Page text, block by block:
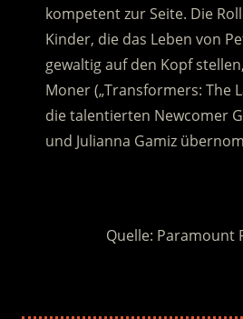
kompetent zur Seite. Die
Kinder, die das Leben von
gewaltig auf den Kopf
Moner („Transformers: The
die talentierten Newcomer
und Julianna Gamiz
Quelle: Paramount